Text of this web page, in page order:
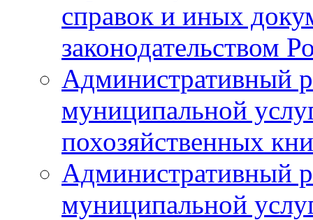
справок и иных
законодательством
Административный
муниципальной
похозяйственных
Административный
муниципальной